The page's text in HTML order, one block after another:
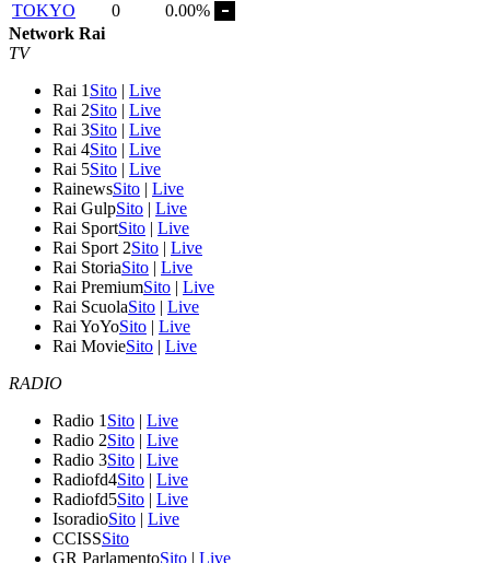
TOKYO
0
0.00%
Network Rai
TV
Rai 1 Sito | Live
Rai 2Sito | Live
Rai 3Sito | Live
Rai 4Sito | Live
Rai 5Sito | Live
RainewsSito | Live
Rai GulpSito | Live
Rai SportSito | Live
Rai Sport 2Sito | Live
Rai StoriaSito | Live
Rai PremiumSito | Live
Rai ScuolaSito | Live
Rai YoYoSito | Live
Rai MovieSito | Live
RADIO
Radio 1 Sito | Live
Radio 2Sito | Live
Radio 3Sito | Live
Radiofd4Sito | Live
Radiofd5Sito | Live
IsoradioSito | Live
CCISSSito
GR ParlamentoSito | Live